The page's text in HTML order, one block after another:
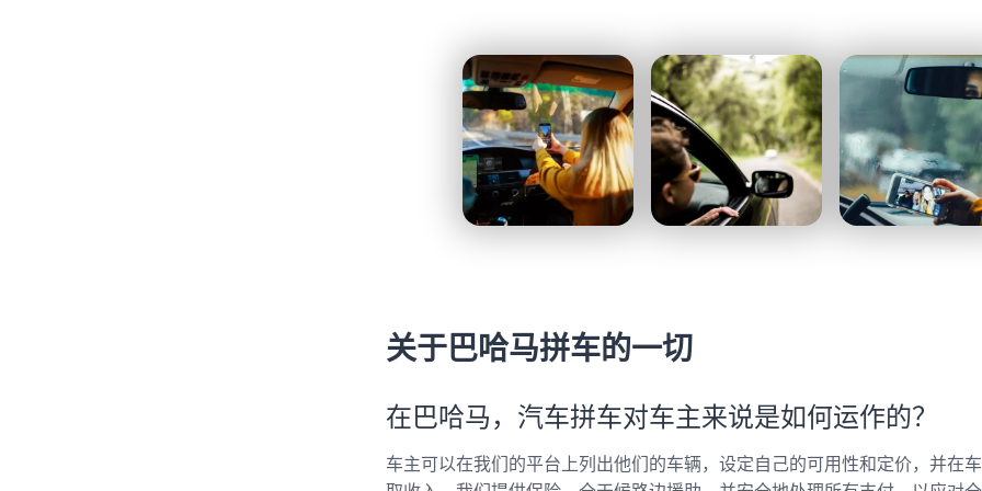
关于巴哈马拼车的一切
在巴哈马，汽车拼车对车主来说是如何运作的？
车主可以在我们的平台上列出他们的车辆，设定自己的可用性和定价，并在